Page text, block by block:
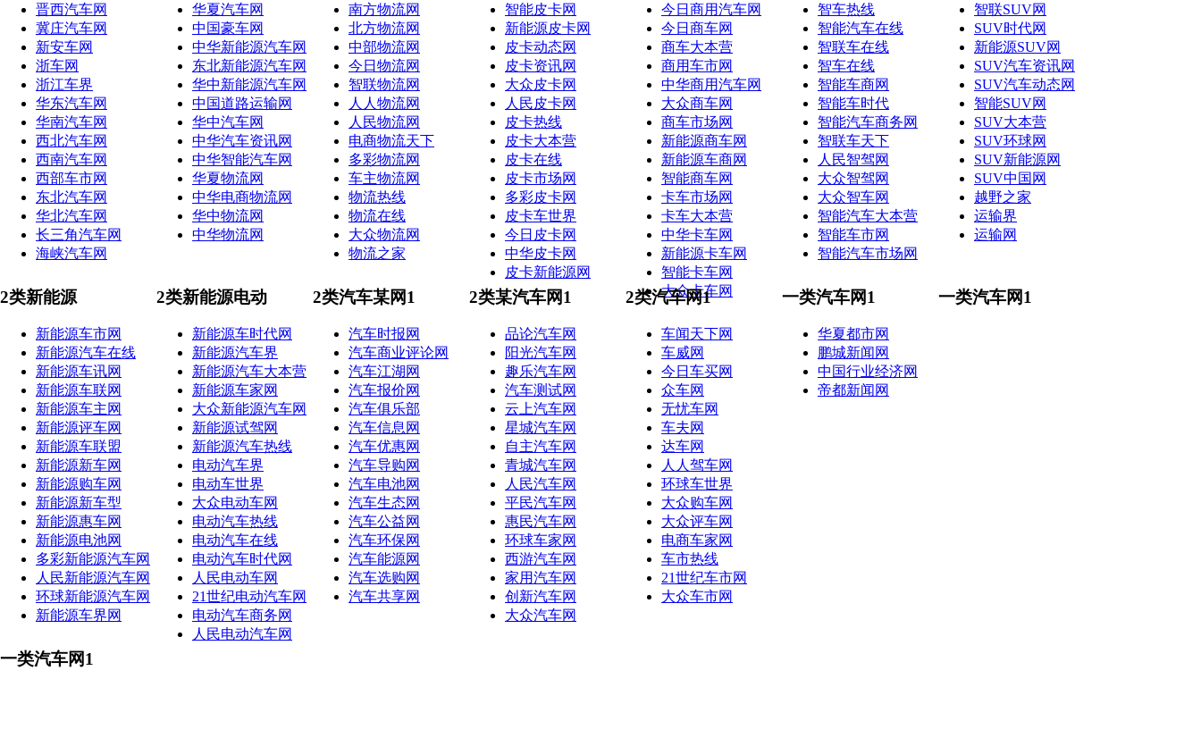
晋西汽车网
冀庄汽车网
新安车网
浙车网
浙江车界
华东汽车网
华南汽车网
西北汽车网
西南汽车网
西部车市网
东北汽车网
华北汽车网
长三角汽车网
海峡汽车网
华夏汽车网
中国豪车网
中华新能源汽车网
东北新能源汽车网
华中新能源汽车网
中国道路运输网
华中汽车网
中华汽车资讯网
中华智能汽车网
华夏物流网
中华电商物流网
华中物流网
中华物流网
南方物流网
北方物流网
中部物流网
今日物流网
智联物流网
人人物流网
人民物流网
电商物流天下
多彩物流网
车主物流网
物流热线
物流在线
大众物流网
物流之家
智能皮卡网
新能源皮卡网
皮卡动态网
皮卡资讯网
大众皮卡网
人民皮卡网
皮卡热线
皮卡大本营
皮卡在线
皮卡市场网
多彩皮卡网
皮卡车世界
今日皮卡网
中华皮卡网
皮卡新能源网
今日商用汽车网
今日商车网
商车大本营
商用车市网
中华商用汽车网
大众商车网
商车市场网
新能源商车网
新能源车商网
智能商车网
卡车市场网
卡车大本营
中华卡车网
新能源卡车网
智能卡车网
大众卡车网
智车热线
智能汽车在线
智联车在线
智车在线
智能车商网
智能车时代
智能汽车商务网
智联车天下
人民智驾网
大众智驾网
大众智车网
智能汽车大本营
智能车市网
智能汽车市场网
智联SUV网
SUV时代网
新能源SUV网
SUV汽车资讯网
SUV汽车动态网
智能SUV网
SUV大本营
SUV环球网
SUV新能源网
SUV中国网
越野之家
运输界
运输网
2类新能源
新能源车市网
新能源汽车在线
新能源车讯网
新能源车联网
新能源车主网
新能源评车网
新能源车联盟
新能源新车网
新能源购车网
新能源新车型
新能源惠车网
新能源电池网
多彩新能源汽车网
人民新能源汽车网
环球新能源汽车网
新能源车界网
2类新能源电动
新能源车时代网
新能源汽车界
新能源汽车大本营
新能源车家网
大众新能源汽车网
新能源试驾网
新能源汽车热线
电动汽车界
电动车世界
大众电动车网
电动汽车热线
电动汽车在线
电动汽车时代网
人民电动车网
21世纪电动汽车网
电动汽车商务网
人民电动汽车网
2类汽车某网1
汽车时报网
汽车商业评论网
汽车江湖网
汽车报价网
汽车俱乐部
汽车信息网
汽车优惠网
汽车导购网
汽车电池网
汽车生态网
汽车公益网
汽车环保网
汽车能源网
汽车选购网
汽车共享网
2类某汽车网1
品论汽车网
阳光汽车网
趣乐汽车网
汽车测试网
云上汽车网
星城汽车网
自主汽车网
青城汽车网
人民汽车网
平民汽车网
惠民汽车网
环球车家网
西游汽车网
家用汽车网
创新汽车网
大众汽车网
2类汽车网1
车闻天下网
车威网
今日车买网
众车网
无忧车网
车夫网
达车网
人人驾车网
环球车世界
大众购车网
大众评车网
电商车家网
车市热线
21世纪车市网
大众车市网
一类汽车网1
华夏都市网
鹏城新闻网
中国行业经济网
帝都新闻网
一类汽车网1
一类汽车网1